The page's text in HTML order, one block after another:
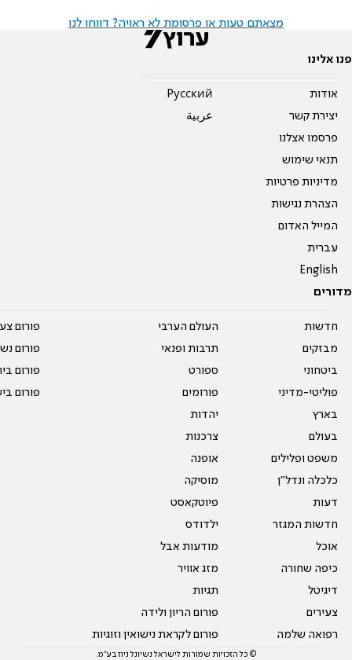
מצאתם טעות או פרסומת לא ראויה? דווחו לנו
פנו אלינו
אודות
יצירת קשר
פרסמו אצלנו
תנאי שימוש
מדיניות פרטיות
הצהרת נגישות
המייל האדום
עברית
English
Pусский
عربية
מדורים
חדשות
מבזקים
ביטחוני
פוליטי-מדיני
בארץ
בעולם
משפט ופלילים
כלכלה ונדל"ן
דעות
חדשות המגזר
אוכל
כיפה שחורה
דיגיטל
צעירים
רפואה שלמה
העולם הערבי
תרבות ופנאי
ספורט
פורומים
יהדות
צרכנות
אופנה
מוסיקה
פיוטקאסט
ילדודס
מודעות אבל
מזג אוויר
תגיות
פורום הריון ולידה
פורום לקראת נישואין וזוגיות
פורום
פורום
פורום
פורום
© כל הזכויות שמורות לישראל נשיונל ניוז בע"מ.